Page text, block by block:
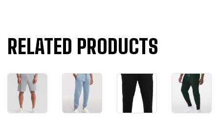
RELATED PRODUCTS